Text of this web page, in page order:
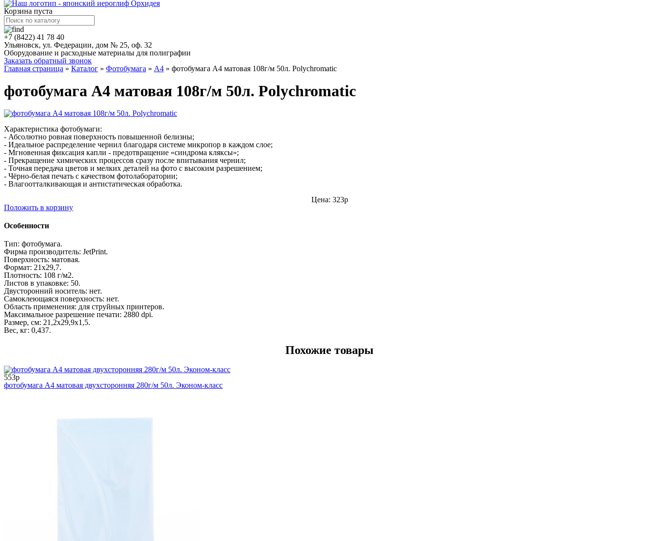
Корзина пуста
+7 (8422) 41 78 40
Ульяновск, ул. Федерации, дом № 25, оф. 32
Оборудование и расходные материалы для полиграфии
Заказать обратный звонок
Главная страница » Каталог » Фотобумага » А4 » фотобумага А4 матовая 108г/м 50л. Polychromatic
фотобумага А4 матовая 108г/м 50л. Polychromatic
Характеристика фотобумаги:
- Абсолютно ровная поверхность повышенной белизны;
- Идеальное распределение чернил благодаря системе микропор в каждом слое;
- Мгновенная фиксация капли - предотвращение «синдрома кляксы»;
- Прекращение химических процессов сразу после впитывания чернил;
- Точная передача цветов и мелких деталей на фото с высоким разрешением;
- Чёрно-белая печать с качеством фотолаборатории;
- Влагоотталкивающая и антистатическая обработка.
Цена: 323р
Положить в корзину
Особенности
Тип: фотобумага.
Фирма производитель: JetPrint.
Поверхность: матовая.
Формат: 21х29,7.
Плотность: 108 г/м2.
Листов в упаковке: 50.
Двусторонний носитель: нет.
Самоклеющаяся поверхность: нет.
Область применения: для струйных принтеров.
Максимальное разрешение печати: 2880 dpi.
Размер, см: 21,2х29,9х1,5.
Вес, кг: 0,437.
Похожие товары
553р
фотобумага А4 матовая двухсторонняя 280г/м 50л. Эконом-класс